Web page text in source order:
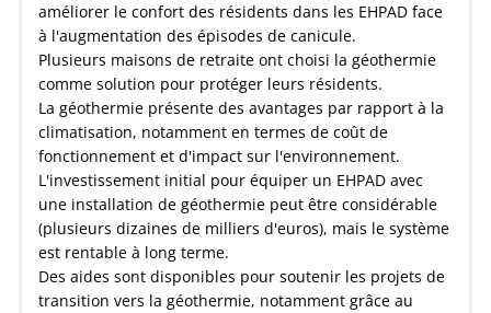
améliorer le confort des résidents dans les EHPAD face
à l'augmentation des épisodes de canicule.
Plusieurs maisons de retraite ont choisi la géothermie
comme solution pour protéger leurs résidents.
La géothermie présente des avantages par rapport à la
climatisation, notamment en termes de coût de
fonctionnement et d'impact sur l'environnement.
L'investissement initial pour équiper un EHPAD avec
une installation de géothermie peut être considérable
(plusieurs dizaines de milliers d'euros), mais le système
est rentable à long terme.
Des aides sont disponibles pour soutenir les projets de
transition vers la géothermie, notamment grâce au